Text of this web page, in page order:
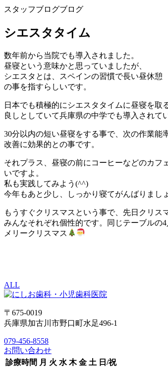
スタッフブログブログ
シエスタタイム
数年前から当院でも導入されました。
昼寝という意味かと思っていましたが、
シエスタとは、スペインの習慣で長い昼休憩
の事を指すらしいです。
日本でも積極的にシエスタタイムに昼寝を取
良しとしていて兵庫県の中学でも導入されて
30分以内の短い昼寝をする事で、次の作業能
改善に効果的との事です。
それプラス、昼寝の前にコーヒーなどのカフ
いですよ。
私も実践してみよう(^^)
今年もあと少し、しっかり寝てがんばりまし
もうすぐクリスマスという事で、先日クリス
みんなそれぞれ個性的です。同じテーブルの4
メリークリスマス
ALL
〒675-0019
兵庫県加古川市野口町水足496-1
079-456-8558
お問い合わせ
診療時間 月 火 水 木 金 土 日/祝